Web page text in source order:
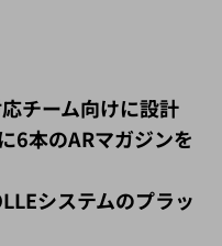
チーム向けに設計
6本のARマガジンを
システムのプラッ